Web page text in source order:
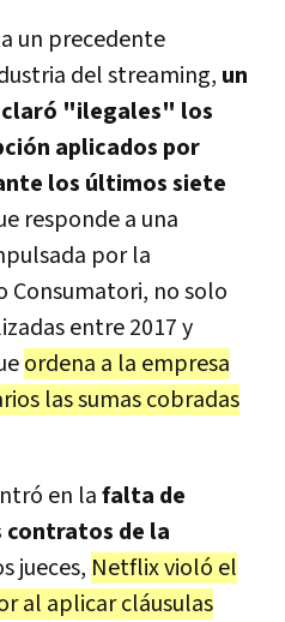
un precedente
del streaming, un
"ilegales" los
aplicados por
los últimos siete
responde a una
por la
Consumatori, no solo
entre 2017 y
ordena a la empresa
las sumas cobradas
en lafalta de
contratos de la
jueces, Netflix violó el
al aplicar cláusulas